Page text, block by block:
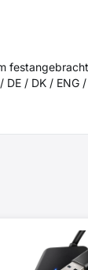
/ DK / ENG